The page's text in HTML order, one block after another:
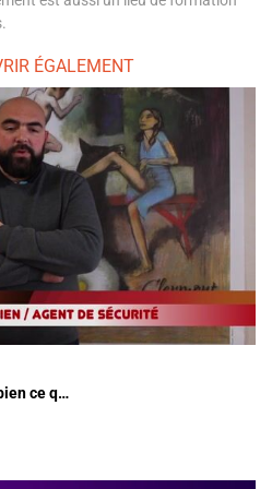
ÉGALEMENT
ce q…